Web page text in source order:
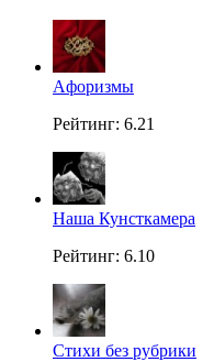
Aфоризмы
Рейтинг: 6.21
Наша Кунсткамера
Рейтинг: 6.10
Стихи без рубрики